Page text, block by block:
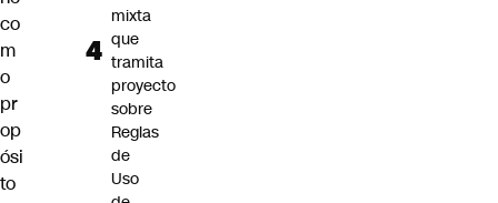
co
m
o
pr
op
ósi
to
mixta
que
tramita
proyecto
sobre
Reglas
de
Uso